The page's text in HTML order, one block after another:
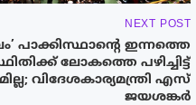
NEXT POST
പാക്കിസ്ഥാന്റെ ഇന്നത്തെ
ലോകത്തെ പഴിച്ചിട്ട്
വിദേശകാര്യമന്ത്രി എസ്
ജയശങ്കർ